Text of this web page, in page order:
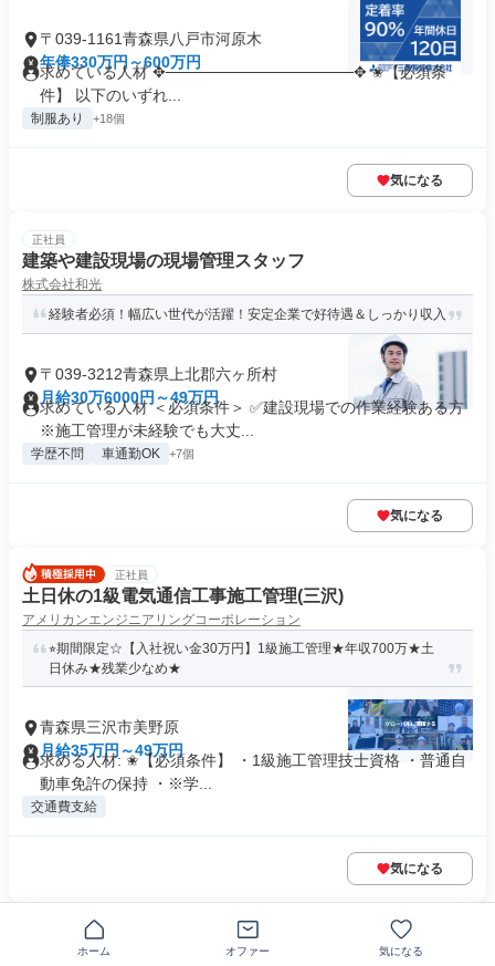
〒039-1161青森県八戸市河原木
年俸330万円～600万円
求めている人材 ✥─────────────────✥ ✬【必須条
件】 以下のいずれ...
制服あり +18個
気になる
正社員
建築や建設現場の現場管理スタッフ
株式会社和光
経験者必須！幅広い世代が活躍！安定企業で好待遇＆しっかり収入
〒039-3212青森県上北郡六ヶ所村
月給30万6000円～49万円
求めている人材 ＜必須条件＞ ✅建設現場での作業経験ある方
※施工管理が未経験でも大丈...
学歴不問 車通勤OK +7個
気になる
正社員
土日休の1級電気通信工事施工管理(三沢)
アメリカンエンジニアリングコーポレーション
⭐︎期間限定☆【入社祝い金30万円】1級施工管理★年収700万★土
日休み★残業少なめ★
青森県三沢市美野原
月給35万円～49万円
求める人材: ✬【必須条件】 ・1級施工管理技士資格 ・普通自
動車免許の保持 ・※学...
交通費支給
気になる
土日休の1級管工事施工管理(三沢)
ホーム オファー 気になる